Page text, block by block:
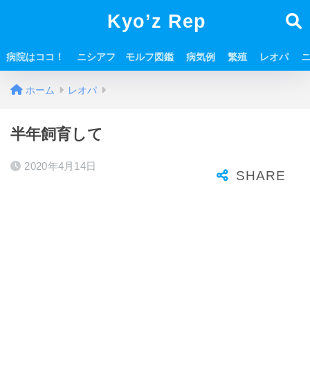
Kyo’z Rep
病院はココ！ ニシアフ モルフ図鑑 病気例 繁殖 レオパ
ホーム レオパ
半年飼育して
2020年4月14日